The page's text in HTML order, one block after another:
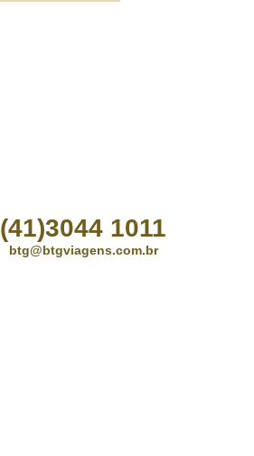
(41)3044 1011
btg@btgviagens.com.br